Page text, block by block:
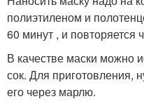
полиэтиленом и
60 минут , и повторяется
В качестве маски можно
сок. Для приготовления,
его через марлю.